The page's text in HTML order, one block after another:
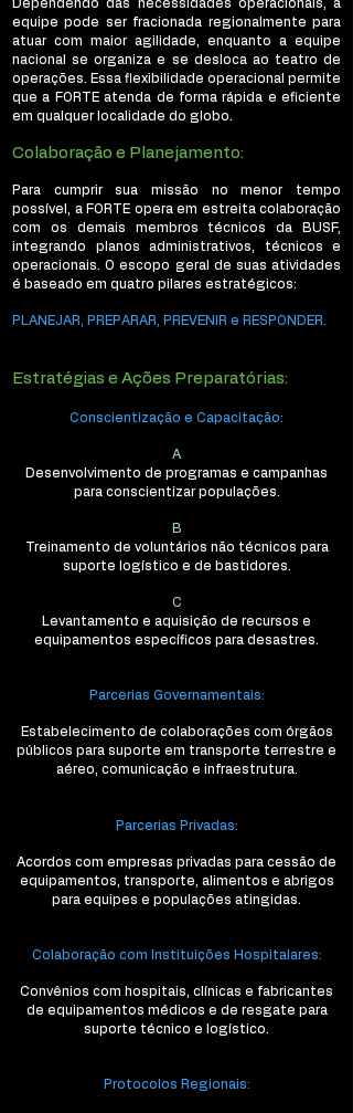
Dependendo das necessidades operacionais, a
equipe pode ser fracionada regionalmente para
atuar com maior agilidade, enquanto a equipe
nacional se organiza e se desloca ao teatro de
operações. Essa flexibilidade operacional permite
que a FORTE atenda de forma rápida e eficiente
em qualquer localidade do globo.
Colaboração e Planejamento:
Para cumprir sua missão no menor tempo
possível, a FORTE opera em estreita colaboração
com os demais membros técnicos da BUSF,
integrando planos administrativos, técnicos e
operacionais. O escopo geral de suas atividades
é baseado em quatro pilares estratégicos:
PLANEJAR, PREPARAR, PREVENIR e RESPONDER.
Estratégias e Ações Preparatórias:
Conscientização e Capacitação:
A
Desenvolvimento de programas e campanhas
para conscientizar populações.
B
Treinamento de voluntários não técnicos para
suporte logístico e de bastidores.
C
Levantamento e aquisição de recursos e
equipamentos específicos para desastres.
Parcerias Governamentais:
Estabelecimento de colaborações com órgãos
públicos para suporte em transporte terrestre e
aéreo, comunicação e infraestrutura.
Parcerias Privadas:
Acordos com empresas privadas para cessão de
equipamentos, transporte, alimentos e abrigos
para equipes e populações atingidas.
Colaboração com Instituições Hospitalares:
Convênios com hospitais, clínicas e fabricantes
de equipamentos médicos e de resgate para
suporte técnico e logístico.
Protocolos Regionais: